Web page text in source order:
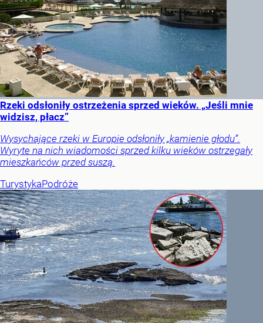
Rzeki odsłoniły ostrzeżenia sprzed wieków. „Jeśli mnie
widzisz, płacz”
Wysychające rzeki w Europie odsłoniły „kamienie głodu”.
Wyryte na nich wiadomości sprzed kilku wieków ostrzegały
mieszkańców przed suszą.
TurystykaPodróże